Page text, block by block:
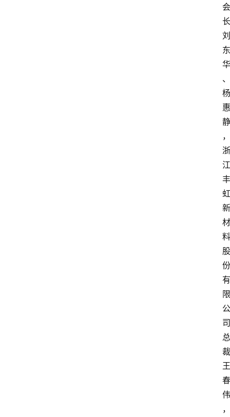
会
长
刘
东
华
、
杨
惠
静
，
浙
江
丰
虹
新
材
料
股
份
有
限
公
司
总
裁
王
春
伟
，